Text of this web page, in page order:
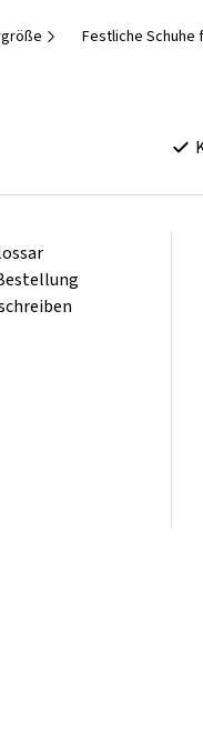
Festliche Schuhe